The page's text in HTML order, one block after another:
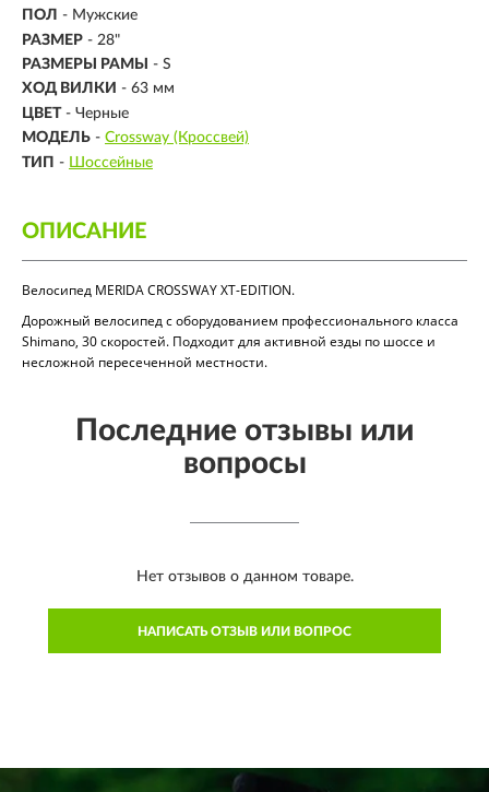
ПОЛ - Мужские
РАЗМЕР - 28"
РАЗМЕРЫ РАМЫ
- S
ХОД ВИЛКИ - 63 мм
ЦВЕТ - Черные
МОДЕЛЬ - Crossway (Кроссвей)
ТИП - Шоссейные
ОПИСАНИЕ
Велосипед MERIDA CROSSWAY XT-EDITION.
Дорожный велосипед с оборудованием профессионального класса
Shimano, 30 скоростей. Подходит для активной езды по шоссе и
несложной пересеченной местности.
Последние отзывы или
вопросы
Нет отзывов о данном товаре.
НАПИСАТЬ ОТЗЫВ ИЛИ ВОПРОС